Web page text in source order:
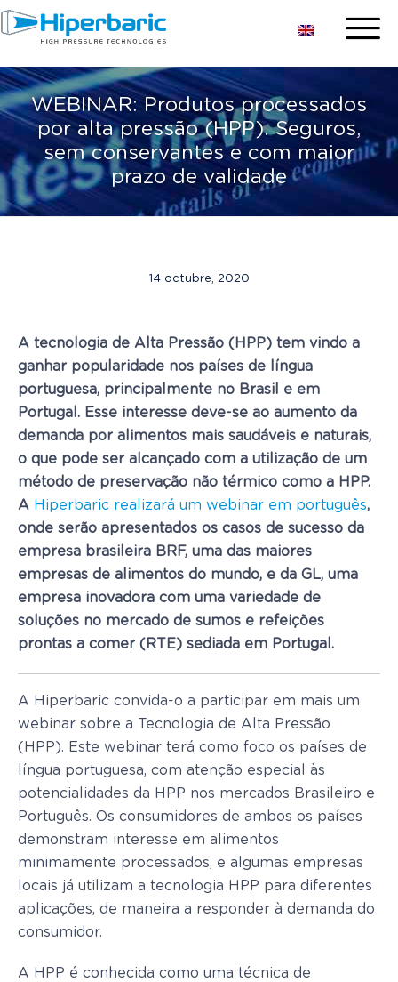
WEBINAR: Produtos processados
por alta pressão (HPP). Seguros,
sem conservantes e com maior
prazo de validade
14 octubre, 2020
A tecnologia de Alta Pressão (HPP) tem vindo a
ganhar popularidade nos países de língua
portuguesa, principalmente no Brasil e em
Portugal. Esse interesse deve-se ao aumento da
demanda por alimentos mais saudáveis e naturais,
o que pode ser alcançado com a utilização de um
método de preservação não térmico como a HPP.
A Hiperbaric realizará um webinar em português,
onde serão apresentados os casos de sucesso da
empresa brasileira BRF, uma das maiores
empresas de alimentos do mundo, e da GL, uma
empresa inovadora com uma variedade de
soluções no mercado de sumos e refeições
prontas a comer (RTE) sediada em Portugal.
A Hiperbaric convida-o a participar em mais um
webinar sobre a Tecnologia de Alta Pressão
(HPP). Este webinar terá como foco os países de
língua portuguesa, com atenção especial às
potencialidades da HPP nos mercados Brasileiro e
Português. Os consumidores de ambos os países
demonstram interesse em alimentos
minimamente processados, e algumas empresas
locais já utilizam a tecnologia HPP para diferentes
aplicações, de maneira a responder à demanda do
consumidor.
A HPP é conhecida como uma técnica de